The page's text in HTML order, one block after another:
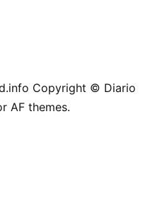
Copyright © Diario
AF themes.